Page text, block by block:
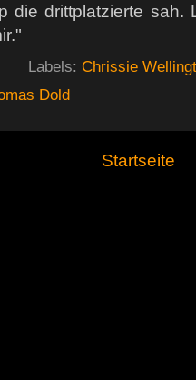
die drittplatzierte sah.
Labels:Chrissie
Dold
Startseite